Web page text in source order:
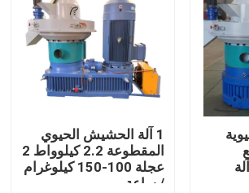
1 آلة الحشيش الحيوي
المقطوعة 2.2 كيلوواط 2
عجلة 100-150 كيلوغرام
/ ساعة